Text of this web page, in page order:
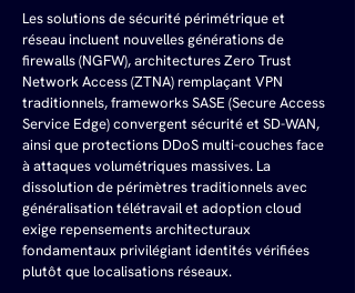
Les solutions de sécurité périmétrique et
réseau incluent nouvelles générations de
firewalls (NGFW), architectures Zero Trust
Network Access (ZTNA) remplaçant VPN
traditionnels, frameworks SASE (Secure Access
Service Edge) convergent sécurité et SD-WAN,
ainsi que protections DDoS multi-couches face
à attaques volumétriques massives. La
dissolution de périmètres traditionnels avec
généralisation télétravail et adoption cloud
exige repensements architecturaux
fondamentaux privilégiant identités vérifiées
plutôt que localisations réseaux.